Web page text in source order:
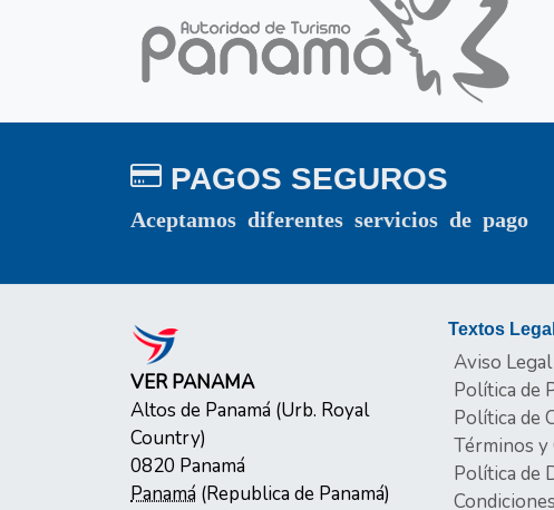
PAGOS SEGUROS
Aceptamos diferentes servicios de pago
VER PANAMA
Altos de Panamá (Urb. Royal
Country)
0820 Panamá
Panamá (Republica de Panamá)
Textos
Aviso Legal
Política de
Política de
Términos y
Política de